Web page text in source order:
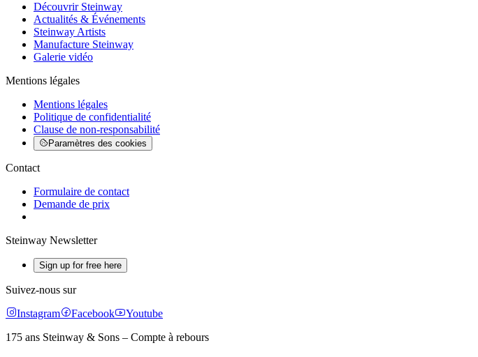
Découvrir Steinway
Actualités & Événements
Steinway Artists
Manufacture Steinway
Galerie vidéo
Mentions légales
Mentions légales
Politique de confidentialité
Clause de non-responsabilité
Paramètres des cookies
Contact
Formulaire de contact
Demande de prix
Steinway Newsletter
Sign up for free here
Suivez-nous sur
Instagram
Facebook
Youtube
175 ans Steinway & Sons – Compte à rebours